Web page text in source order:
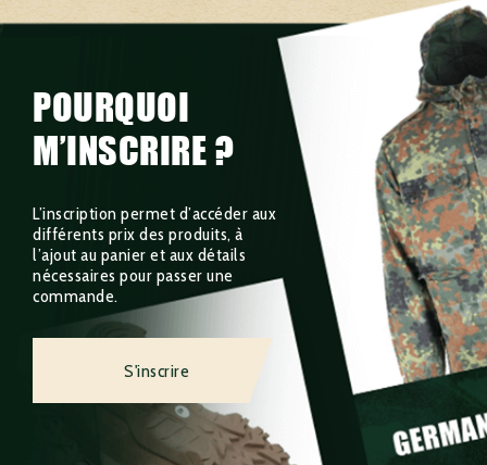
POURQUOI
M’INSCRIRE ?
L’inscription permet d’accéder aux
différents prix des produits, à
l’ajout au panier et aux détails
nécessaires pour passer une
commande.
S'inscrire